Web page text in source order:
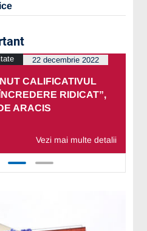
CALIFICATIVUL
RIDICAT”,
ARACIS
Vezi mai multe detalii
22 decembrie 2022